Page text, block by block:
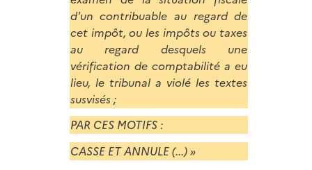
d'un contribuable au regard de
cet impôt, ou les impôts ou taxes
au regard desquels une
vérification de comptabilité a eu
lieu, le tribunal a violé les textes
susvisés ;
PAR CES MOTIFS :
CASSE ET ANNULE (...) »